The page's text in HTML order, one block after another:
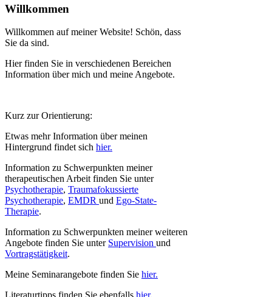
Willkommen
Willkommen auf meiner Website! Schön, dass
Sie da sind.
Hier finden Sie in verschiedenen Bereichen
Information über mich und meine Angebote.
Kurz zur Orientierung:
Etwas mehr Information über meinen
Hintergrund findet sich hier.
Information zu Schwerpunkten meiner
therapeutischen Arbeit finden Sie unter
Psychotherapie, Traumafokussierte
Psychotherapie, EMDR und Ego-State-
Therapie.
Information zu Schwerpunkten meiner weiteren
Angebote finden Sie unter Supervision und
Vortragstätigkeit.
Meine Seminarangebote finden Sie hier.